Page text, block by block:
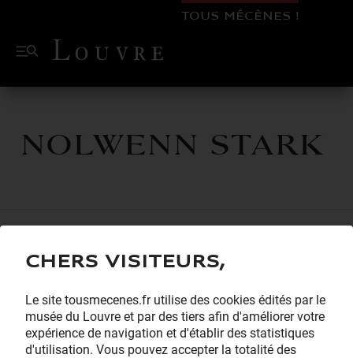
TOUS MÉCÈNES !
Nolwenn Stark
Chers visiteurs,
Le site tousmecenes.fr utilise des cookies édités par le
musée du Louvre et par des tiers afin d'améliorer votre
expérience de navigation et d'établir des statistiques
d'utilisation. Vous pouvez accepter la totalité des